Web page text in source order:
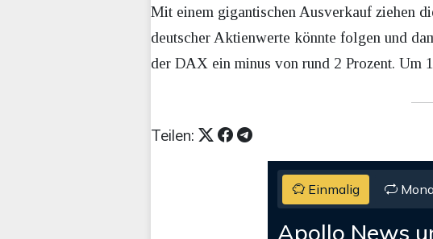
Mit einem gigantischen Ausverkauf ziehen
deutscher Aktienwerte könnte folgen und
der DAX ein minus von rund 2 Prozent. Um
Teilen:
Einmalig
Apollo News